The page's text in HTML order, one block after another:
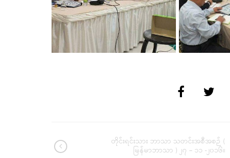
တိုင်းရင်းသား ဘာသာ သတင်းအစီအစဉ် (
မြန်မာဘာသာ ) ၂၇ – ၁၁ -၂၀၁၆။